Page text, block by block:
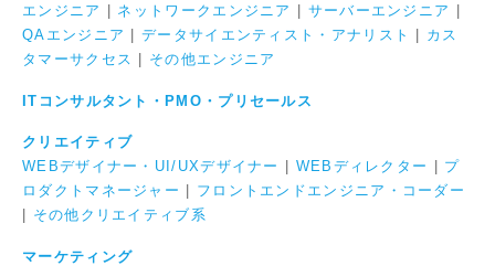
エンジニア
ネットワークエンジニア サーバーエンジニア
QAエンジニア
|データサイエンティスト・アナリスト
カス
タマーサクセス
その他エンジニア
ITコンサルタント・PMO・プリセールス
クリエイティブ
WEBデザイナー・UI/UXデザイナー
WEBディレクター
プ
ロダクトマネージャー
フロントエンドエンジニア・コーダー
その他クリエイティブ系
マーケティング